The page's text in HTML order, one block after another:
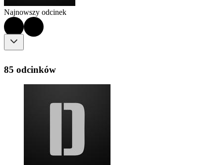
Najnowszy odcinek
85 odcinków